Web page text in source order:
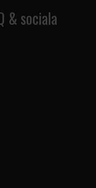
& sociala